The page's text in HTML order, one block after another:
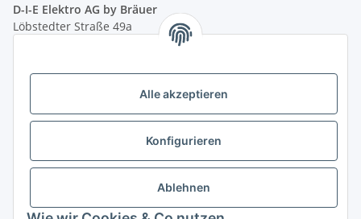
Alle akzeptieren
Konfigurieren
Ablehnen
D-I-E Elektro AG by Bräuer
Löbstedter Straße 49a
( siehe Google-Maps )
Öffnungszeiten:
10.00 - 18.00 Uhr
Ladenpreis versus Internetpreis
Vertrag widerrufen